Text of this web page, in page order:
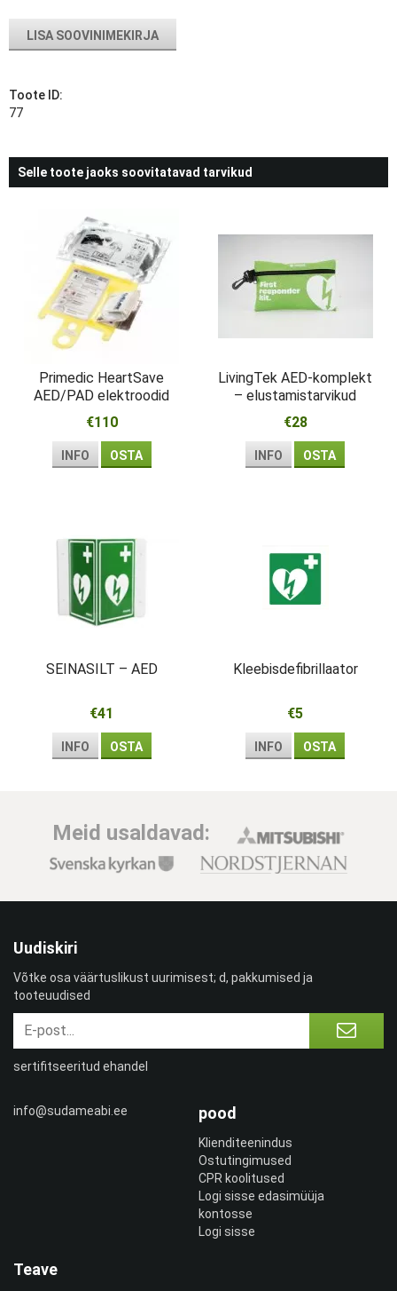
LISA SOOVINIMEKIRJA
Toote ID:
77
Selle toote jaoks soovitatavad tarvikud
Primedic HeartSave
AED/PAD elektroodid
€110
INFO OSTA
LivingTek AED-komplekt
– elustamistarvikud
esmareageerijale
€28
INFO OSTA
SEINASILT – AED
€41
INFO OSTA
Kleebisdefibrillaator
€5
INFO OSTA
Meid usaldavad:
info@sudameabi.ee pood
Klienditeenindus
Ostutingimused
CPR koolitused
Logi sisse edasimüüja
kontosse
Logi sisse
Teave
Uudiskiri
Võtke osa väärtuslikust uurimisest; d, pakkumised ja
tooteuudised
sertifitseeritud ehandel